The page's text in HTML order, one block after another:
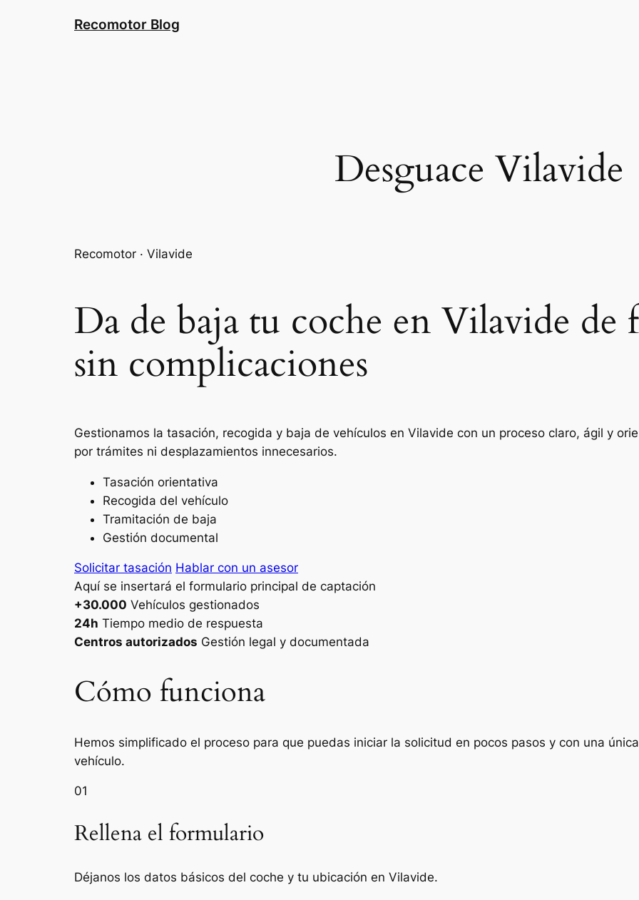
Recomotor Blog
Desguace Vilavide
Recomotor · Vilavide
Da de baja tu coche en Vilavide de
sin complicaciones
Gestionamos la tasación, recogida y baja de vehículos en Vilavide con un proceso claro, ágil y
por trámites ni desplazamientos innecesarios.
Tasación orientativa
Recogida del vehículo
Tramitación de baja
Gestión documental
Solicitar tasación Hablar con un asesor
Aquí se insertará el formulario principal de captación
+30.000 Vehículos gestionados
24h Tiempo medio de respuesta
Centros autorizados Gestión legal y documentada
Cómo funciona
Hemos simplificado el proceso para que puedas iniciar la solicitud en pocos pasos y con una
vehículo.
01
Rellena el formulario
Déjanos los datos básicos del coche y tu ubicación en Vilavide.